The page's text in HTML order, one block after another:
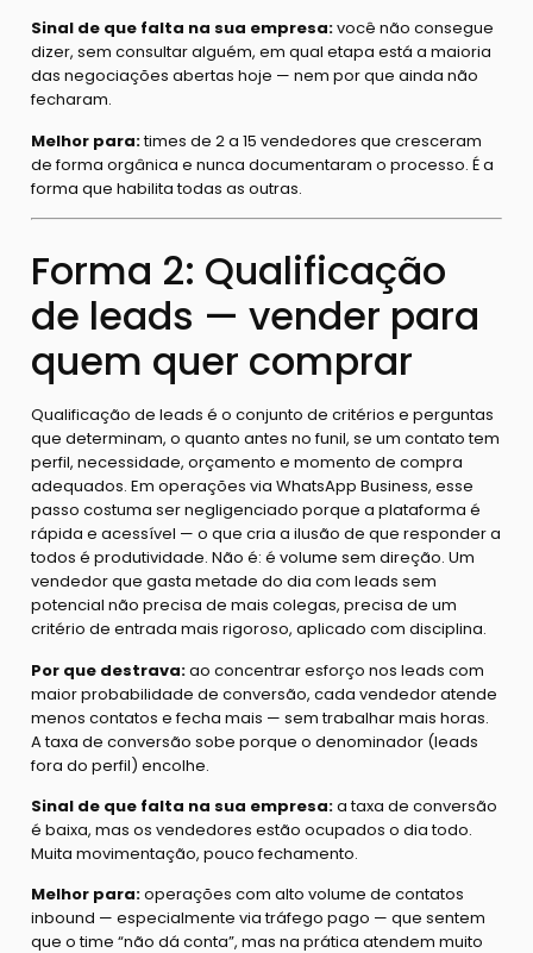
Sinal de que falta na sua empresa:você não consegue
dizer, sem consultar alguém, em qual etapa está a maioria
das negociações abertas hoje — nem por que ainda não
fecharam.
Melhor para:times de 2 a 15 vendedores que cresceram
de forma orgânica e nunca documentaram o processo. É a
forma que habilita todas as outras.
Forma 2: Qualificação
de leads — vender para
quem quer comprar
Qualificação de leads é o conjunto de critérios e perguntas
que determinam, o quanto antes no funil, se um contato tem
perfil, necessidade, orçamento e momento de compra
adequados. Em operações via WhatsApp Business, esse
passo costuma ser negligenciado porque a plataforma é
rápida e acessível — o que cria a ilusão de que responder a
todos é produtividade. Não é: é volume sem direção. Um
vendedor que gasta metade do dia com leads sem
potencial não precisa de mais colegas, precisa de um
critério de entrada mais rigoroso, aplicado com disciplina.
Por que destrava:ao concentrar esforço nos leads com
maior probabilidade de conversão, cada vendedor atende
menos contatos e fecha mais — sem trabalhar mais horas.
A taxa de conversão sobe porque o denominador (leads
fora do perfil) encolhe.
Sinal de que falta na sua empresa:a taxa de conversão
é baixa, mas os vendedores estão ocupados o dia todo.
Muita movimentação, pouco fechamento.
Melhor para:operações com alto volume de contatos
inbound — especialmente via tráfego pago — que sentem
que o time “não dá conta”, mas na prática atendem muito